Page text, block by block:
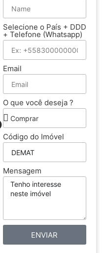
Selecione o País + DDD
+ Telefone (Whatsapp)
Email
O que você deseja ?
Código do Imóvel
Mensagem
ENVIAR